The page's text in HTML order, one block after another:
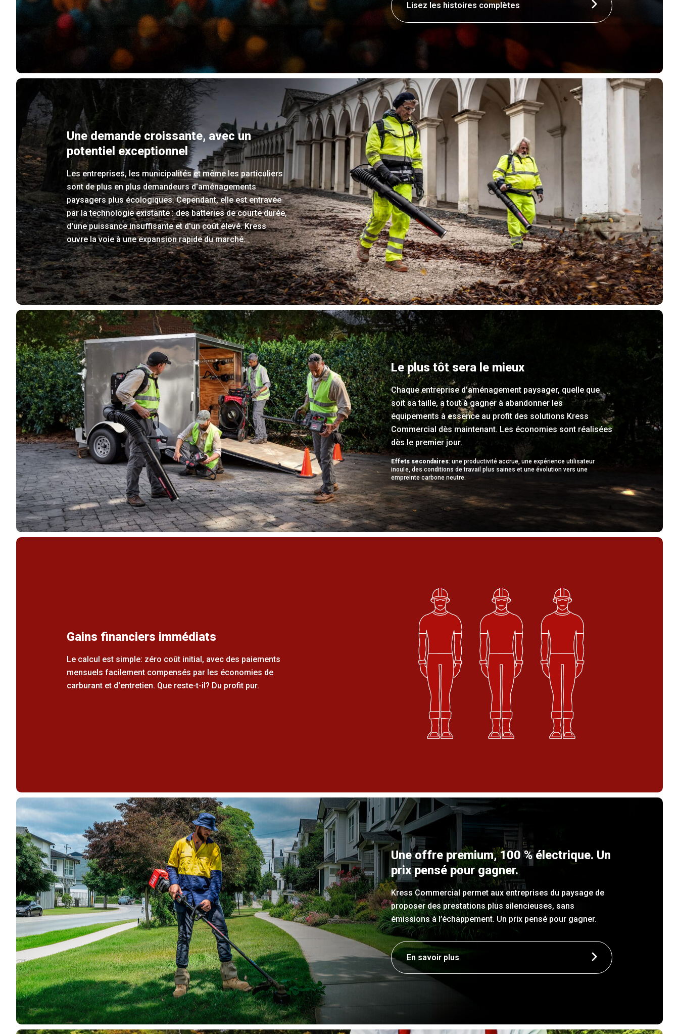
Lisez les histoires complètes
Une demande croissante, avec un
potentiel exceptionnel
Les entreprises, les municipalités et même les particuliers
sont de plus en plus demandeurs d'aménagements
paysagers plus écologiques. Cependant, elle est entravée
par la technologie existante : des batteries de courte durée,
d'une puissance insuffisante et d'un coût élevé. Kress
ouvre la voie à une expansion rapide du marché.
Le plus tôt sera le mieux
Chaque entreprise d'aménagement paysager, quelle que
soit sa taille, a tout à gagner à abandonner les
équipements à essence au profit des solutions Kress
Commercial dès maintenant. Les économies sont réalisées
dès le premier jour.
Effets secondaires: une productivité accrue, une expérience utilisateur
inouïe, des conditions de travail plus saines et une évolution vers une
empreinte carbone neutre.
Gains financiers immédiats
Le calcul est simple: zéro coût initial, avec des paiements
mensuels facilement compensés par les économies de
carburant et d'entretien. Que reste-t-il? Du profit pur.
Une offre premium, 100 % électrique. Un
prix pensé pour gagner.
Kress Commercial permet aux entreprises du paysage de
proposer des prestations plus silencieuses, sans
émissions à l’échappement. Un prix pensé pour gagner.
En savoir plus